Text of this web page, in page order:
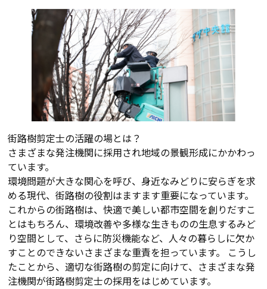
街路樹剪定士の活躍の場とは？
さまざまな発注機関に採用され地域の景観形成にかかわっ
ています。
環境問題が大きな関心を呼び、身近なみどりに安らぎを求
める現代、街路樹の役割はますます重要になっています。
これからの街路樹は、快適で美しい都市空間を創りだすこ
とはもちろん、環境改善や多様な生きものの生息するみど
り空間として、さらに防災機能など、人々の暮らしに欠か
すことのできないさまざまな重責を担っています。 こうし
たことから、適切な街路樹の剪定に向けて、さまざまな発
注機関が街路樹剪定士の採用をはじめています。